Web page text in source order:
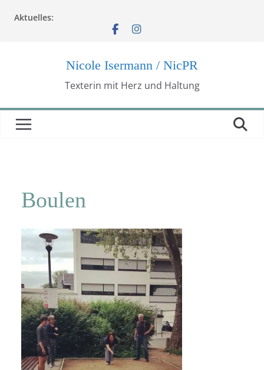
Inhalt
Aktuelles:
Nicole Isermann / NicPR
Texterin mit Herz und Haltung
Boulen